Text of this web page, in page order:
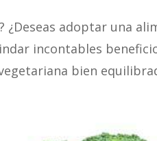
¿Deseas adoptar una
incontables
bien